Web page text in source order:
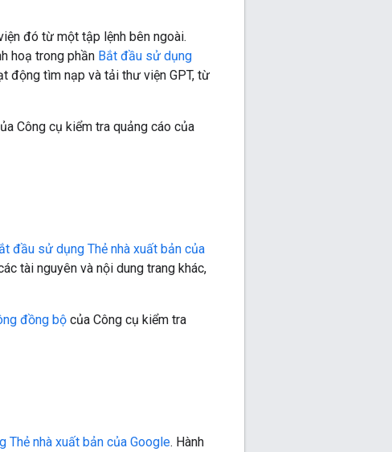
đó từ một tập lệnh bên ngoài.
hoạ trong phần Bắt đầu sử dụng
động tìm nạp và tải thư viện GPT, từ
Công cụ kiểm tra quảng cáo của
đầu sử dụng Thẻ nhà xuất bản của
tài nguyên và nội dung trang khác,
đồng bộ của Công cụ kiểm tra
Thẻ nhà xuất bản của Google. Hành